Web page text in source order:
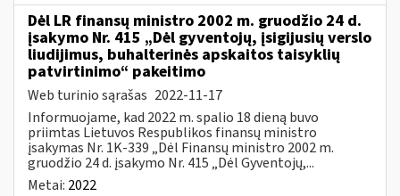
Dėl LR finansų ministro 2002 m. gruodžio 24 d.
įsakymo Nr. 415 „Dėl gyventojų, įsigijusių verslo
liudijimus, buhalterinės apskaitos taisyklių
patvirtinimo“ pakeitimo
Web turinio sąrašas 2022-11-17
Informuojame, kad 2022 m. spalio 18 dieną buvo
priimtas Lietuvos Respublikos finansų ministro
įsakymas Nr. 1K-339 „Dėl Finansų ministro 2002 m.
gruodžio 24 d. įsakymo Nr. 415 „Dėl Gyventojų,...
Metai: 2022